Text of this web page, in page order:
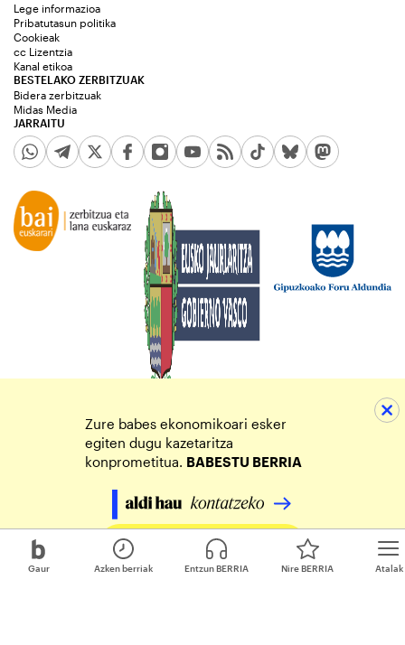
Gaur Atalak
Azken berriak Entzun BERRIA Nire BERRIA
JARRAITU
Lege informazioa
Pribatutasun politika
Cookieak
cc Lizentzia
Kanal etikoa
BESTELAKO ZERBITZUAK
Bidera zerbitzuak
Midas Media
Zure babes ekonomikoari esker
egiten dugu kazetaritza
konprometitua. BABESTU BERRIA
Egin zure ekarpena